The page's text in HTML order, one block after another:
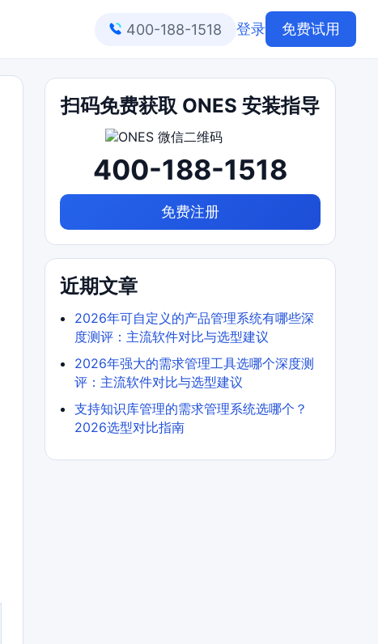
400-188-1518 登录 免费试用
扫码免费获取 ONES 安装指导
400-188-1518
免费注册
近期文章
2026年可自定义的产品管理系统有哪些深
度测评：主流软件对比与选型建议
2026年强大的需求管理工具选哪个深度测
评：主流软件对比与选型建议
支持知识库管理的需求管理系统选哪个？
2026选型对比指南